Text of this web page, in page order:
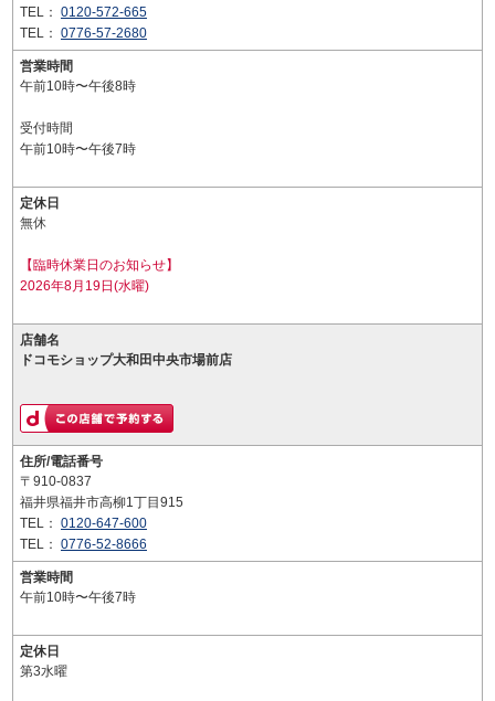
TEL： 0120-572-665
TEL： 0776-57-2680
営業時間
午前10時〜午後8時
受付時間
午前10時〜午後7時
定休日
無休
【臨時休業日のお知らせ】
2026年8月19日(水曜)
店舗名
ドコモショップ大和田中央市場前店
住所/電話番号
〒910-0837
福井県福井市高柳1丁目915
TEL： 0120-647-600
TEL： 0776-52-8666
営業時間
午前10時〜午後7時
定休日
第3水曜